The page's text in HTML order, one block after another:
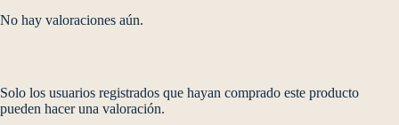
No hay valoraciones aún.
Solo los usuarios registrados que hayan comprado este producto
pueden hacer una valoración.